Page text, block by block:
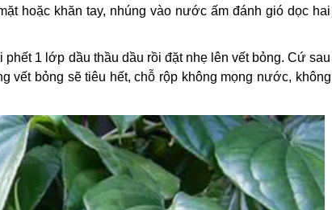
hoặc khăn tay, nhúng vào nước ấm đánh gió dọc hai
1 lớp dầu thầu dầu rồi đặt nhẹ lên vết bỏng. Cứ sau
vết bỏng sẽ tiêu hết, chỗ rộp không mọng nước, không